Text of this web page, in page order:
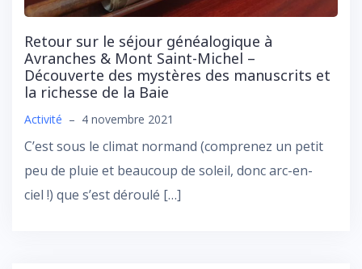
Retour sur le séjour généalogique à
Avranches & Mont Saint-Michel –
Découverte des mystères des manuscrits et
la richesse de la Baie
Activité – 4 novembre 2021
C’est sous le climat normand (comprenez un petit
peu de pluie et beaucoup de soleil, donc arc-en-
ciel !) que s’est déroulé […]